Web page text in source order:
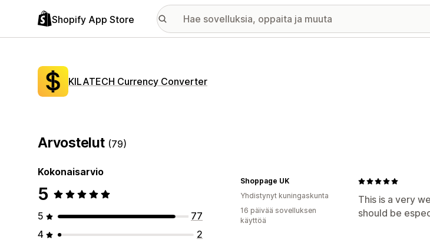
Shopify App Store
KILATECH Currency Converter
Arvostelut (79)
Kokonaisarvio
5
5
77
4
2
This is a very
should be
Shoppage UK
Yhdistynyt kuningaskunta
16 päivää sovelluksen
käyttöä